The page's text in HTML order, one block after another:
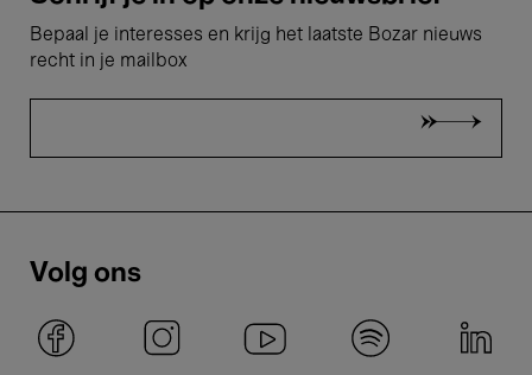
Bepaal je interesses en krijg het laatste Bozar nieuws
recht in je mailbox
Volg ons